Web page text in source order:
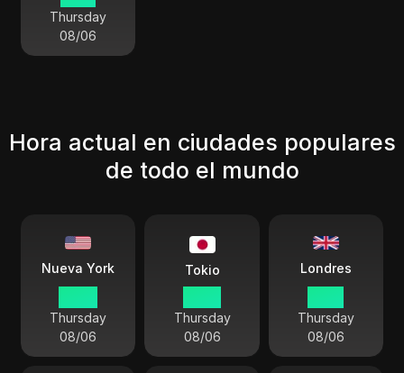
Thursday
08/06
Hora actual en ciudades populares
de todo el mundo
Nueva York
Thursday
08/06
Tokio
Thursday
08/06
Londres
Thursday
08/06